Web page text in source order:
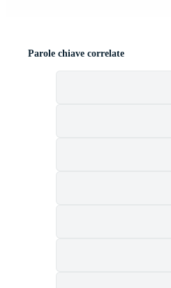
Parole chiave correlate